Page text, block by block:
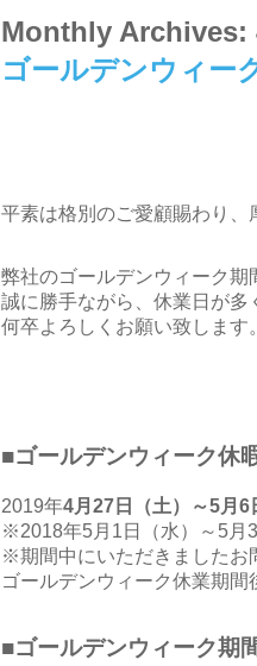
Monthly Archives:
ゴールデンウィー
平素は格別のご愛顧賜わり、
弊社のゴールデンウィーク期
誠に勝手ながら、休業日が多
何卒よろしくお願い致します。
■ゴールデンウィーク休
2019年4月27日（土）～5月6
※2018年5月1日（水）～5月
※期間中にいただきましたお
ゴールデンウィーク休業期間
■ゴールデンウィーク期